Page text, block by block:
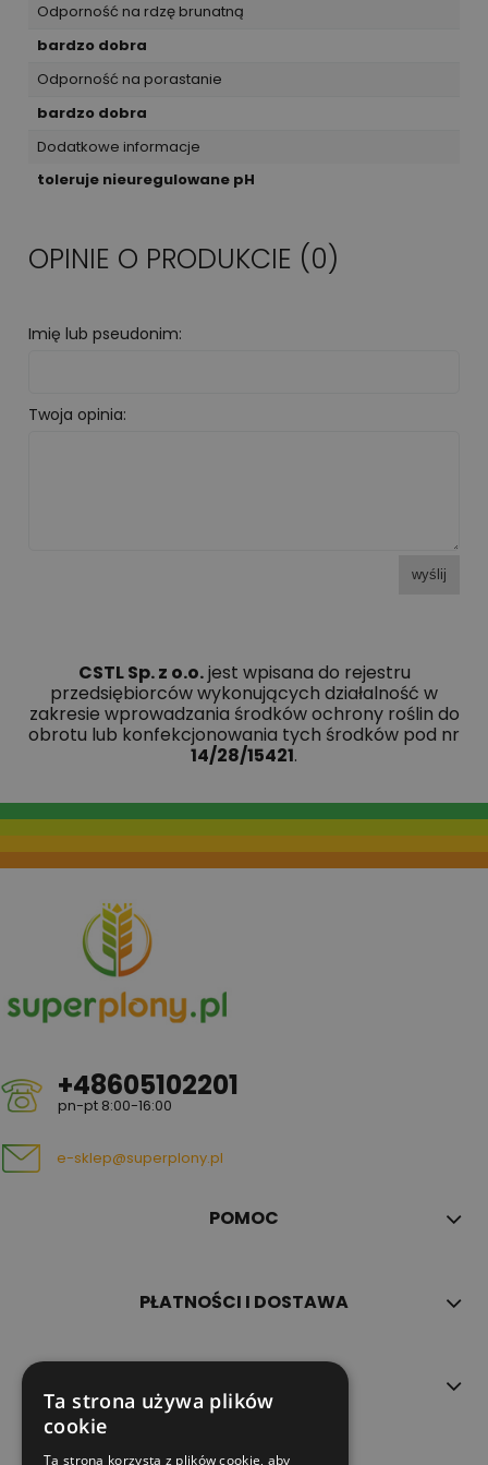
Odporność na rdzę brunatną
bardzo dobra
Odporność na porastanie
bardzo dobra
Dodatkowe informacje
toleruje nieuregulowane pH
OPINIE O PRODUKCIE (0)
Imię lub pseudonim:
Twoja opinia:
wyślij
CSTL Sp. z o.o.jest wpisana do rejestru
przedsiębiorców wykonujących działalność w
zakresie wprowadzania środków ochrony roślin do
obrotu lub konfekcjonowania tych środków pod nr
14/28/15421.
+48605102201
pn-pt 8:00-16:00
e-sklep@superplony.pl
POMOC
PŁATNOŚCI I DOSTAWA
Ta strona używa plików
cookie
Ta strona korzysta z plików cookie, aby